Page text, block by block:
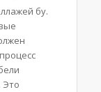
бу.
Это